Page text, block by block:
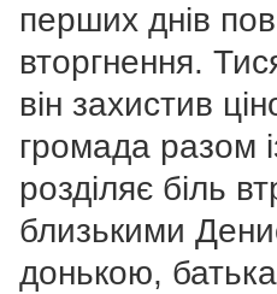
перших днів
вторгнення.
він захистив
громада разом
розділяє біль
близькими
донькою,